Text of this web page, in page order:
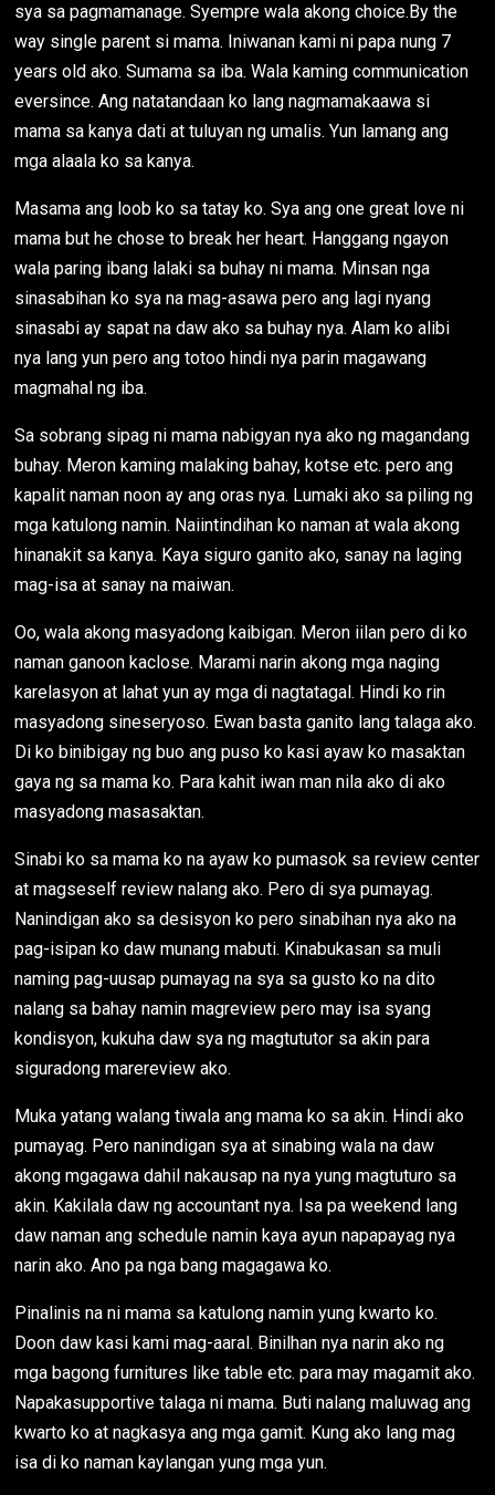
sya sa pagmamanage. Syempre wala akong choice.By the
way single parent si mama. Iniwanan kami ni papa nung 7
years old ako. Sumama sa iba. Wala kaming communication
eversince. Ang natatandaan ko lang nagmamakaawa si
mama sa kanya dati at tuluyan ng umalis. Yun lamang ang
mga alaala ko sa kanya.
Masama ang loob ko sa tatay ko. Sya ang one great love ni
mama but he chose to break her heart. Hanggang ngayon
wala paring ibang lalaki sa buhay ni mama. Minsan nga
sinasabihan ko sya na mag-asawa pero ang lagi nyang
sinasabi ay sapat na daw ako sa buhay nya. Alam ko alibi
nya lang yun pero ang totoo hindi nya parin magawang
magmahal ng iba.
Sa sobrang sipag ni mama nabigyan nya ako ng magandang
buhay. Meron kaming malaking bahay, kotse etc. pero ang
kapalit naman noon ay ang oras nya. Lumaki ako sa piling ng
mga katulong namin. Naiintindihan ko naman at wala akong
hinanakit sa kanya. Kaya siguro ganito ako, sanay na laging
mag-isa at sanay na maiwan.
Oo, wala akong masyadong kaibigan. Meron iilan pero di ko
naman ganoon kaclose. Marami narin akong mga naging
karelasyon at lahat yun ay mga di nagtatagal. Hindi ko rin
masyadong sineseryoso. Ewan basta ganito lang talaga ako.
Di ko binibigay ng buo ang puso ko kasi ayaw ko masaktan
gaya ng sa mama ko. Para kahit iwan man nila ako di ako
masyadong masasaktan.
Sinabi ko sa mama ko na ayaw ko pumasok sa review center
at magseself review nalang ako. Pero di sya pumayag.
Nanindigan ako sa desisyon ko pero sinabihan nya ako na
pag-isipan ko daw munang mabuti. Kinabukasan sa muli
naming pag-uusap pumayag na sya sa gusto ko na dito
nalang sa bahay namin magreview pero may isa syang
kondisyon, kukuha daw sya ng magtututor sa akin para
siguradong marereview ako.
Muka yatang walang tiwala ang mama ko sa akin. Hindi ako
pumayag. Pero nanindigan sya at sinabing wala na daw
akong mgagawa dahil nakausap na nya yung magtuturo sa
akin. Kakilala daw ng accountant nya. Isa pa weekend lang
daw naman ang schedule namin kaya ayun napapayag nya
narin ako. Ano pa nga bang magagawa ko.
Pinalinis na ni mama sa katulong namin yung kwarto ko.
Doon daw kasi kami mag-aaral. Binilhan nya narin ako ng
mga bagong furnitures like table etc. para may magamit ako.
Napakasupportive talaga ni mama. Buti nalang maluwag ang
kwarto ko at nagkasya ang mga gamit. Kung ako lang mag
isa di ko naman kaylangan yung mga yun.